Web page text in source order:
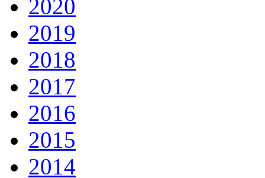
2020
2019
2018
2017
2016
2015
2014